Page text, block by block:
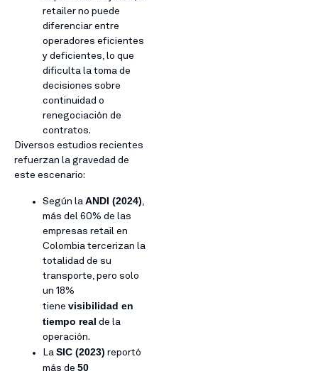
retailer no puede
diferenciar entre
operadores eficientes
y deficientes, lo que
dificulta la toma de
decisiones sobre
continuidad o
renegociación de
contratos.
Diversos estudios recientes
refuerzan la gravedad de
este escenario:
Según la ANDI (2024)
más del 60% de las
empresas retail en
Colombia tercerizan la
totalidad de su
transporte, pero solo
un 18%
tiene visibilidad en
tiempo real de la
operación.
La SIC (2023) reportó
más de 50